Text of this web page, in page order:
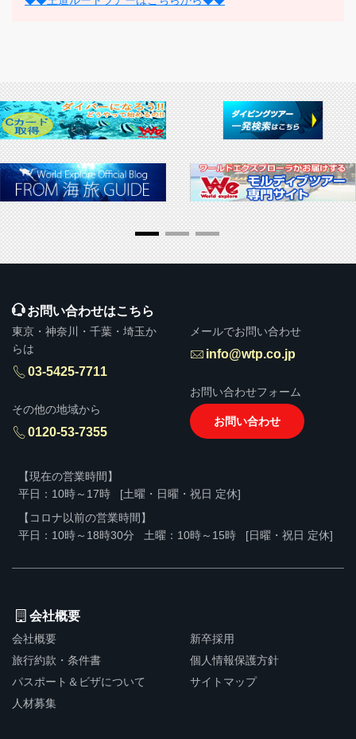
お問い合わせはこちら
東京・神奈川・千葉・埼玉か
らは
03-5425-7711
その他の地域から
0120-53-7355
メールでお問い合わせ
info@wtp.co.jp
お問い合わせフォーム
お問い合わせ
【現在の営業時間】
平日：10時～17時
[土曜・日曜・祝日 定休]
【コロナ以前の営業時間】
平日：10時～18時30分
土曜：10時～15時 [日曜・祝日 定休]
会社概要
会社概要
旅行約款・条件書
パスポート＆ビザについて
人材募集
新卒採用
個人情報保護方針
サイトマップ